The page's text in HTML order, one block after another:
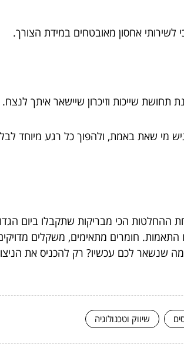
לשירותי אחסון מאובטחים במידת הצורך.
שייכות וזיכרון שיישאר איתך לנצח.
מי שאת באמת, ולהפוך כל רגע מיוחד
ההחלטות הכי מבריקות שתקבלו ביום
חומרים מתאימים, משקלים
שנשאר לכם עכשיו? רק להכניס את
שיווק וטכנולוגיה